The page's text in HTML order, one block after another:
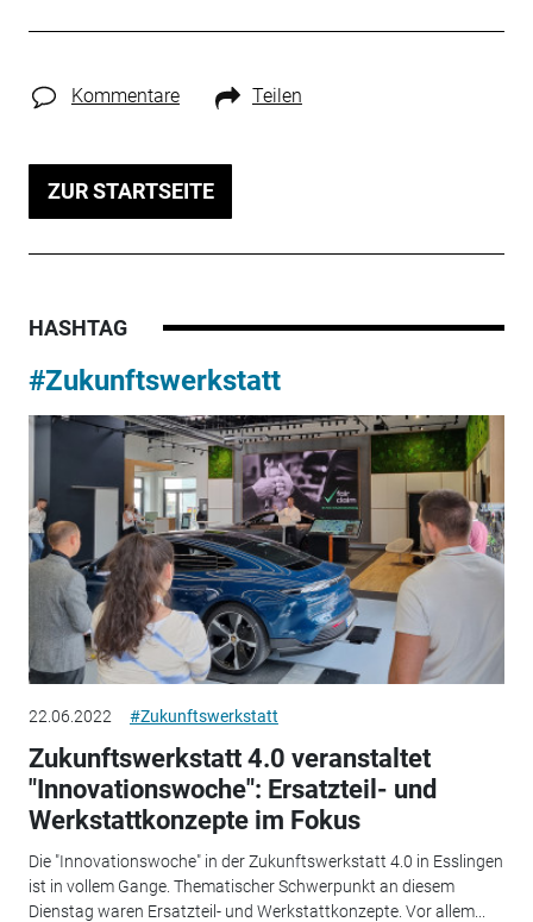
Kommentare Teilen
ZUR STARTSEITE
HASHTAG
#Zukunftswerkstatt
22.06.2022 #Zukunftswerkstatt
Zukunftswerkstatt 4.0 veranstaltet
"Innovationswoche": Ersatzteil- und
Werkstattkonzepte im Fokus
Die "Innovationswoche" in der Zukunftswerkstatt 4.0 in Esslingen
ist in vollem Gange. Thematischer Schwerpunkt an diesem
Dienstag waren Ersatzteil- und Werkstattkonzepte. Vor allem...